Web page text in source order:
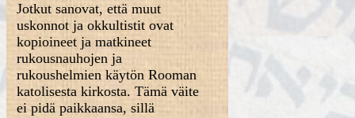
Jotkut sanovat, että muut
uskonnot ja okkultistit ovat
kopioineet ja matkineet
rukousnauhojen ja
rukoushelmien käytön Rooman
katolisesta kirkosta. Tämä väite
ei pidä paikkaansa, sillä